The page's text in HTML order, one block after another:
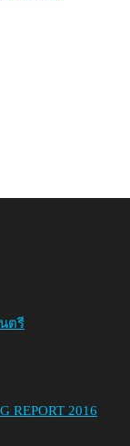
ตรี
REPORT 2016